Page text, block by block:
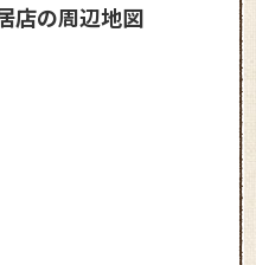
店の周辺地図